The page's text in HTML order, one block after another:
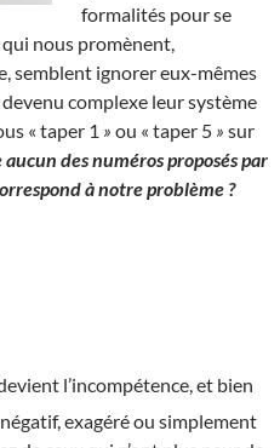
formalités pour se
nous promènent,
semblent ignorer eux-mêmes
complexe leur système
« taper 1 » ou « taper 5 » sur
aucun des numéros proposés par
à notre problème ?
l’incompétence, et bien
exagéré ou simplement